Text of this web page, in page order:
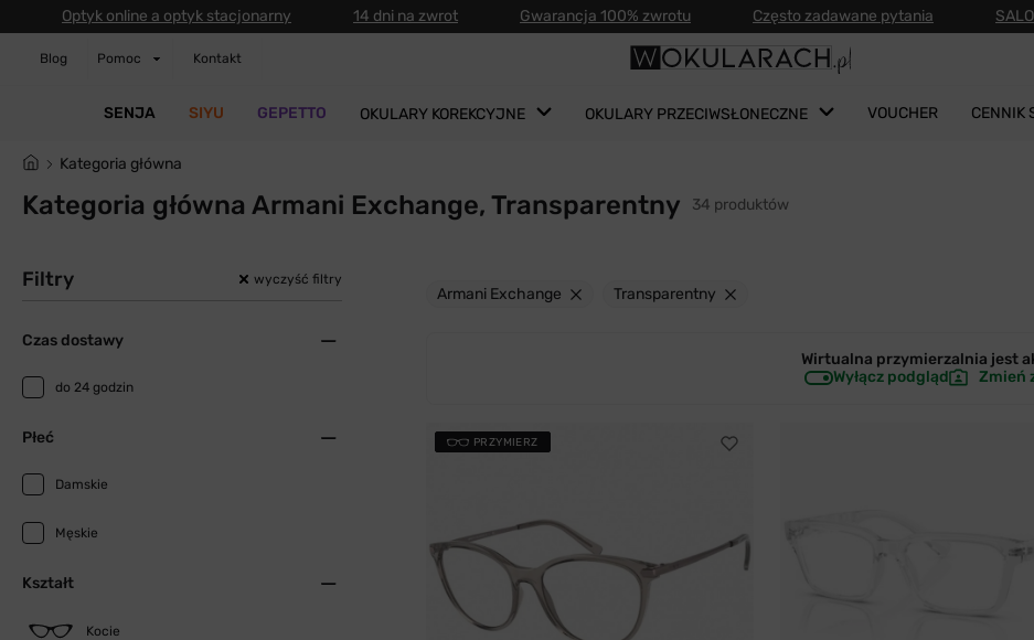
Optyk online a optyk stacjonarny 14 dni na zwrot Gwarancja 100% zwrotu Często zadawane pytania
Blog Pomoc Kontakt
SENJA SIYU GEPETTO OKULARY KOREKCYJNE OKULARY PRZECIWSŁONECZNE VOUCHER CENNIK
Kategoria główna
Kategoria główna Armani Exchange, Transparentny 34 produktów
Filtry wyczyść filtry
Czas dostawy
do 24 godzin
Płeć
Damskie
Męskie
Kształt
Kocie
Armani Exchange Transparentny
Wirtualna przymierzalnia jest
Wyłącz podgląd
Zmień
PRZYMIERZ